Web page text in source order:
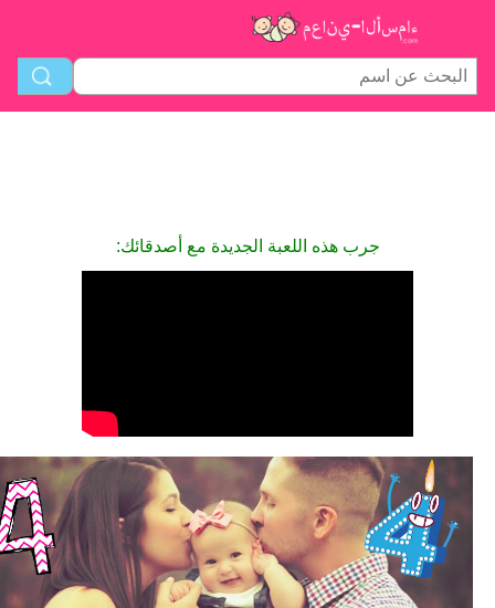
جرب هذه اللعبة الجديدة مع أصدقائك: